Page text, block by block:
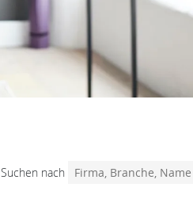
Suchen nach